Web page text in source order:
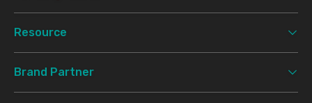
Resource
Brand Partner